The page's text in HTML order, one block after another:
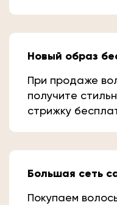
Новый образ
При продаже
получите
стрижку
Большая сеть
Покупаем